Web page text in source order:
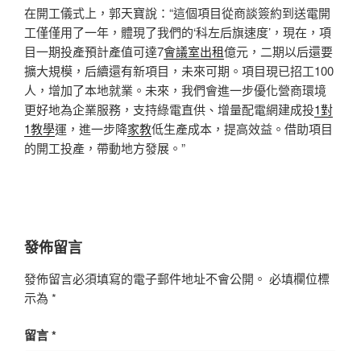
在開工儀式上，郭天寶說：“這個項目從商談簽約到送電開
工僅僅用了一年，體現了我們的‘科左后旗速度’，現在，項
目一期投產預計產值可達7會議室出租億元，二期以后還要
擴大規模，后續還有新項目，未來可期。項目現已招工100
人，增加了本地就業。未來，我們會進一步優化營商環境
更好地為企業服務，支持綠電直供、增量配電網建成投1對
1教學運，進一步降家教低生產成本，提高效益。借助項目
的開工投產，帶動地方發展。”
發佈留言
發佈留言必須填寫的電子郵件地址不會公開。 必填欄位標
示為 *
留言*